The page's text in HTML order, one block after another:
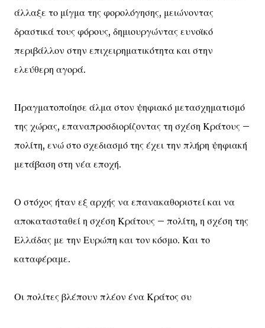
άλλαξε το μίγμα της φορολόγησης, μειώνοντας
δραστικά τους φόρους, δημιουργώντας ευνοϊκό
περιβάλλον στην επιχειρηματικότητα και στην
ελεύθερη αγορά.
Πραγματοποίησε άλμα στον ψηφιακό μετασχηματισμό
της χώρας, επαναπροσδιορίζοντας τη σχέση Κράτους –
πολίτη, ενώ στο σχεδιασμό της έχει την πλήρη ψηφιακή
μετάβαση στη νέα εποχή.
Ο στόχος ήταν εξ αρχής να επανακαθοριστεί και να
αποκατασταθεί η σχέση Κράτους – πολίτη, η σχέση της
Ελλάδας με την Ευρώπη και τον κόσμο. Και το
καταφέραμε.
Οι πολίτες βλέπουν πλέον ένα Κράτος συ